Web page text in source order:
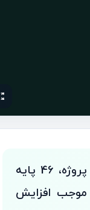
مهندس حمید حسین‌نیا در تشریح جزئیات این طرح اظهار کرد: در این پروژه، 46 پایه
شد که موجب افزایش